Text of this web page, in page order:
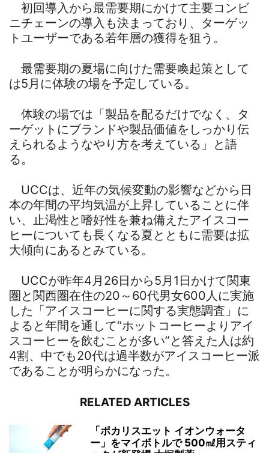
初回導入から最需要期にかけて主要コンビ
ニチェーンの導入も決まっており、ターゲッ
トユーザーである若年層の獲得を狙う。
最需要期の夏場に向けた需要喚起策として
は5月に体験の場を予定している。
体験の場では「製品を配るだけでなく、タ
ーゲットにブランドや製品価値をしっかり伝
えられるようなやり方を考えている」と語
る。
UCCは、近年の気候変動の影響などから日
本の年間の平均気温が上昇していることに伴
い、止渇性と嗜好性を兼ね備えたアイスコー
ヒーについても長くなる夏とともに需要は拡
大傾向にあるとみている。
UCCが昨年4月26日から5月1日かけて関東
圏と関西圏在住の20～60代男女600人に実施
した「アイスコーヒーに関する実態調査」に
よると年間を通して“ホットコーヒーよりアイ
スコーヒーを飲むことが多い”と答えた人は約
4割、中でも20代は過半数がアイスコーヒー派
であることが明らかになった。
RELATED ARTICLES
「ポカリスエット イオンウォータ
ー」をマイボトルで 500㎖用スティ